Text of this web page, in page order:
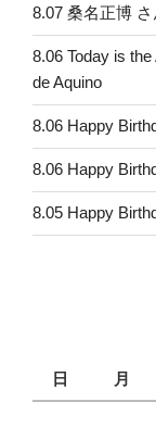
8.07 桑名正博
8.06 Today is
de Aquino
8.06 Happy
8.06 Happy
8.05 Happy
日
月